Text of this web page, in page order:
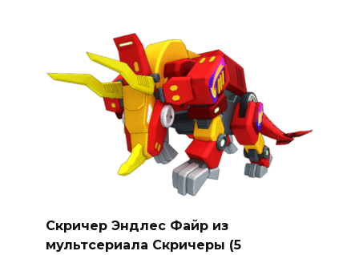
Скричер Эндлес Файр из
мультсериала Скричеры (5